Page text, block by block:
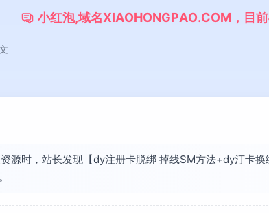
小红泡,域名XIAOHONGPAO.COM ， 目 前
源时，站长发现【dy注册卡脱绑 掉线SM方法+dy汀卡